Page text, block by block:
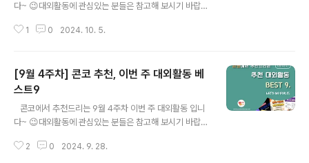
다~ 😉대외활동에 관심있는 분들은 참고해 보시기 바랍니
OOP 프레스 5기 모집✔ 2024년 동계 해외답사지원 ✔
원캠페인 "캠페이너" 모집✔ [아름다운가게] 그물코 프로
젝트✔ K-핸드메이드페어 2024' 새내기 작가 모집✔ 제1
회 동북아 탄소중립 캠퍼스 포럼 2024 유엔 동북아 SDG
s 포럼 사이드​* 자세한 내용은 뉴스카드를 클릭하시면 확
지에서 확인하시면 도움이 됩니다~​콘테스트, 공모전, 대외
1 0 2024. 10. 5.
[9월 4주차] 콘코 추천, 이번 주 대외활동 베
스트9
​ ​ 콘코에서 추천드리는 9월 4주차 이번 주 대외활동 입니
다~ 😉대외활동에 관심있는 분들은 참고해 보시기 바랍니
의✔ 리서치로 하는 상품/컨셉 개발(+AI): 온/오프 동시 강
2 0 2024. 9. 28.